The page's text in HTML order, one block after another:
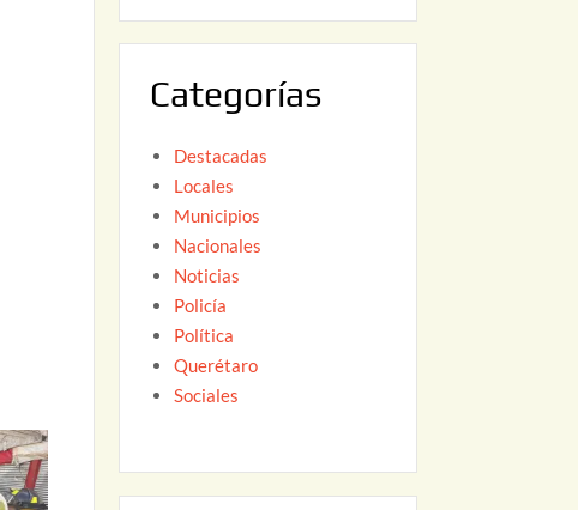
2
Categorías
Destacadas
Locales
Municipios
Nacionales
Noticias
Policía
Política
Querétaro
Sociales